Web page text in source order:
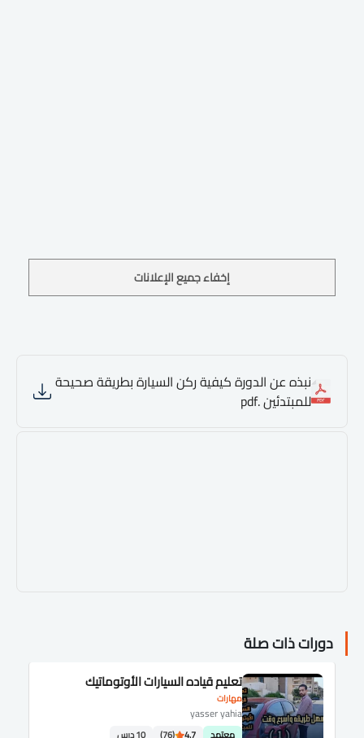
إخفاء جميع الإعلانات
نبذه عن الدورة كيفية ركن السيارة بطريقة صحيحة
للمبتدئين .pdf
دورات ذات صلة
مهارات
تعليم قياده السيارات الأوتوماتيك
yasser yahia
معتمد 4.7
(76) 10 درس